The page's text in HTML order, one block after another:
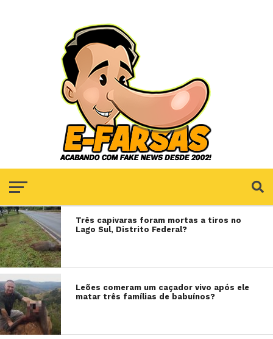
Três capivaras foram mortas a tiros no
Lago Sul, Distrito Federal?
Leões comeram um caçador vivo após ele
matar três famílias de babuínos?